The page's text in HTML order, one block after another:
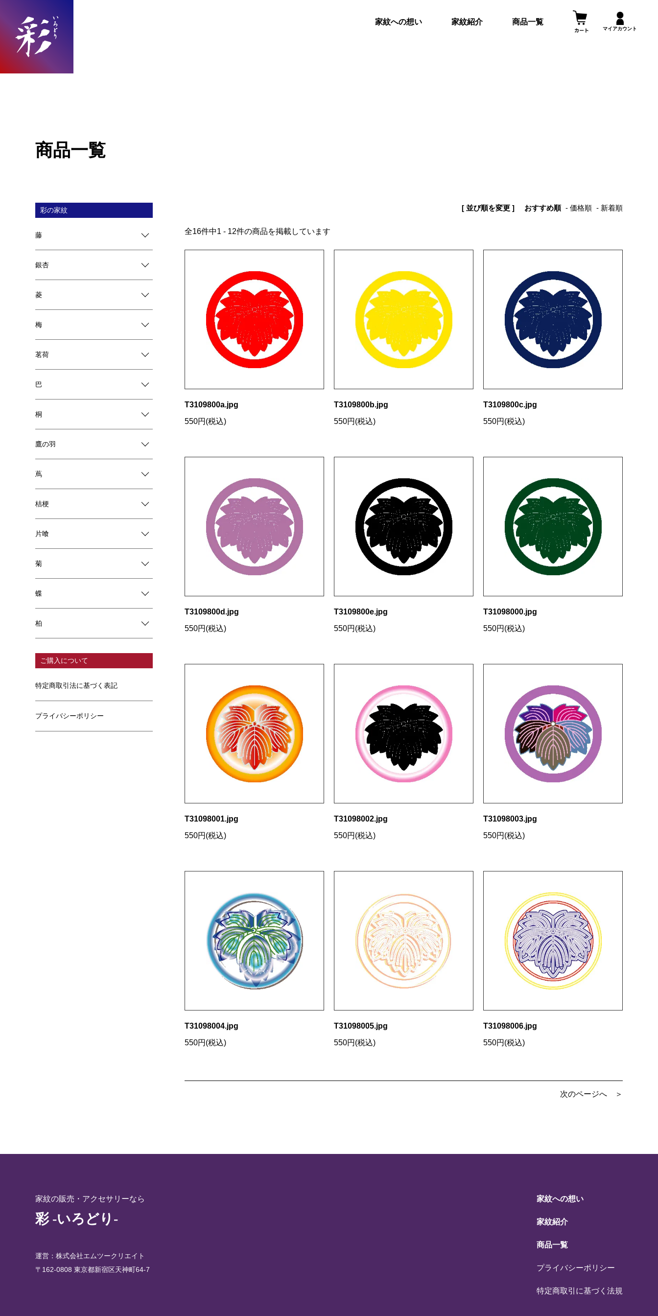
家紋への想い 家紋紹介 商品一覧
マイアカウント
商品一覧
彩の家紋
藤
銀杏
菱
梅
茗荷
巴
桐
鷹の羽
蔦
桔梗
片喰
菊
蝶
柏
ご購入について
特定商取引法に基づく表記
プライバシーポリシー
[ 並び順を変更 ] おすすめ順 価格順 新着順
全16件中1 - 12件の商品を掲載しています
T3109800a.jpg
550円(税込)
T3109800b.jpg
550円(税込)
T3109800c.jpg
550円(税込)
T3109800d.jpg
550円(税込)
T3109800e.jpg
550円(税込)
T31098000.jpg
550円(税込)
T31098001.jpg
550円(税込)
T31098002.jpg
550円(税込)
T31098003.jpg
550円(税込)
T31098004.jpg
550円(税込)
T31098005.jpg
550円(税込)
T31098006.jpg
550円(税込)
次のページへ
家紋の販売・アクセサリーなら
彩 -いろどり-
運営：株式会社エムツークリエイト
〒162-0808 東京都新宿区天神町64-7
家紋への想い
家紋紹介
商品一覧
プライバシーポリシー
特定商取引に基づく法規